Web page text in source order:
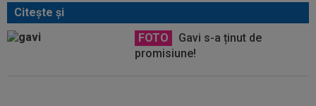
Citeşte şi
FOTO
Gavi s-a ținut de
promisiune!